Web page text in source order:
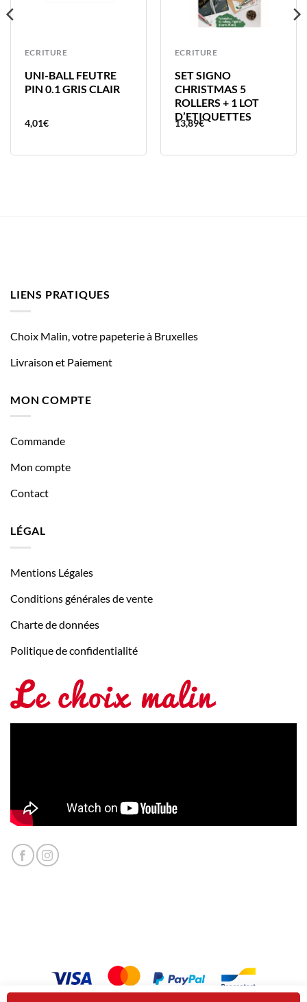
ECRITURE
UNI-BALL FEUTRE
PIN 0.1 GRIS CLAIR
4,01€
ECRITURE
SET SIGNO
CHRISTMAS 5
ROLLERS + 1 LOT
D’ETIQUETTES
13,89€
LIENS PRATIQUES
Choix Malin, votre papeterie à Bruxelles
Livraison et Paiement
MON COMPTE
Commande
Mon compte
Contact
LÉGAL
Mentions Légales
Conditions générales de vente
Charte de données
Politique de confidentialité